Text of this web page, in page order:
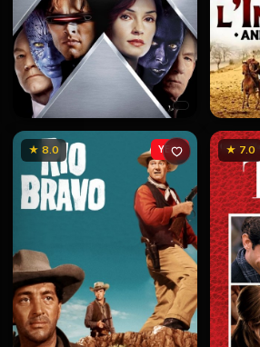
★ 8.0 YENİ ★ 7.0